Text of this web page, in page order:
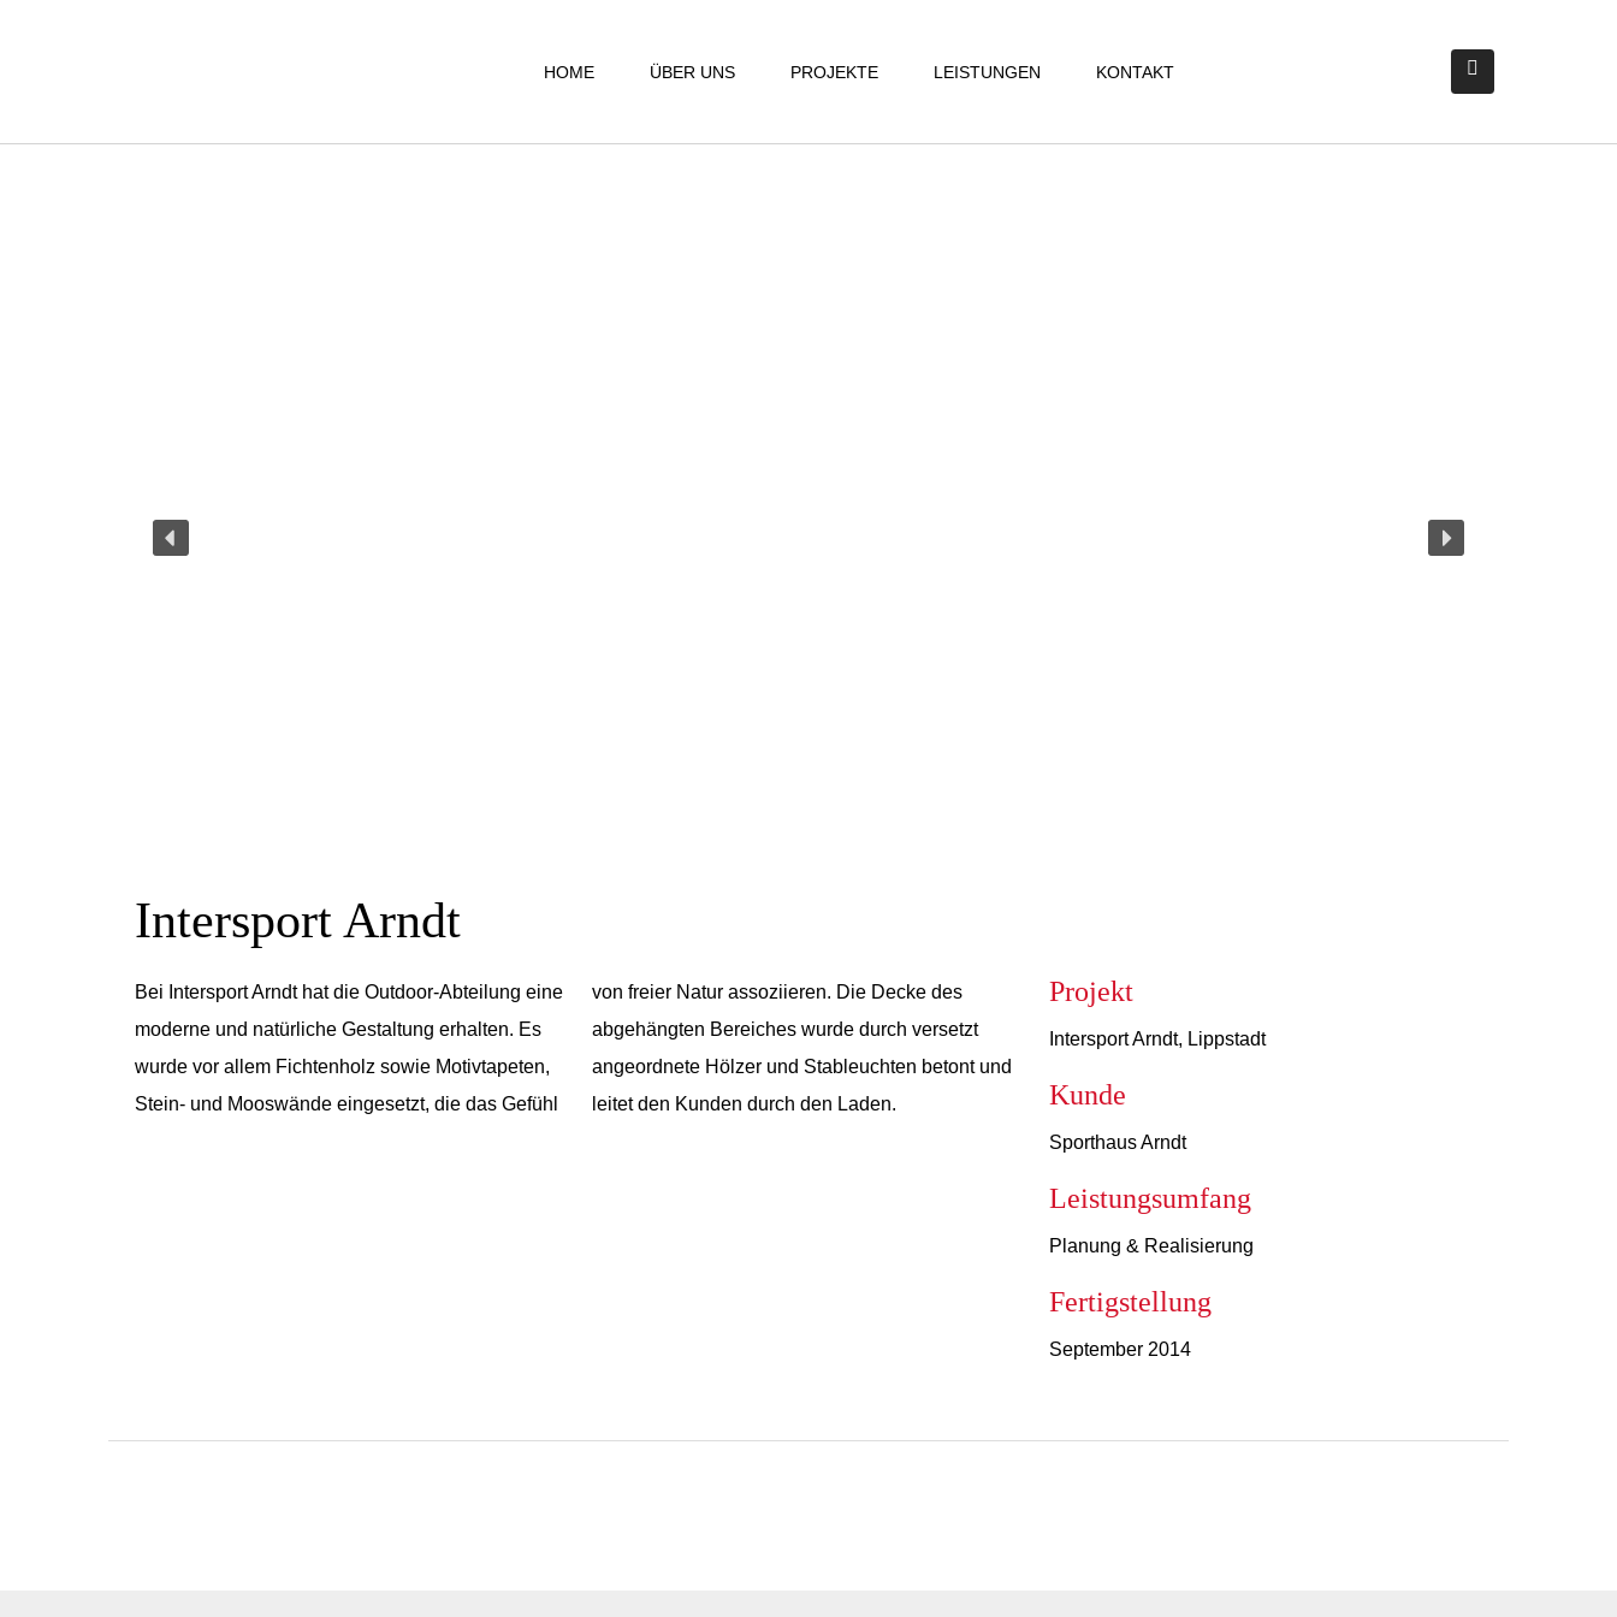
HOME ÜBER UNS PROJEKTE LEISTUNGEN KONTAKT
Intersport Arndt
Bei Intersport Arndt hat die Outdoor-Abteilung eine
moderne und natürliche Gestaltung erhalten. Es
wurde vor allem Fichtenholz sowie Motivtapeten,
Stein- und Mooswände eingesetzt, die das Gefühl
von freier Natur assoziieren. Die Decke des
abgehängten Bereiches wurde durch versetzt
angeordnete Hölzer und Stableuchten betont und
leitet den Kunden durch den Laden.
Projekt
Intersport Arndt, Lippstadt
Kunde
Sporthaus Arndt
Leistungsumfang
Planung & Realisierung
Fertigstellung
September 2014